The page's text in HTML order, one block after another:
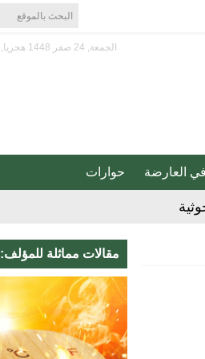
الجمعة, 24 صفر 1448 هجريا, الموافق 7 أغسطس 2026 ميلاديا
في العارضة حوارات
مقالات مماثلة للمؤلف: